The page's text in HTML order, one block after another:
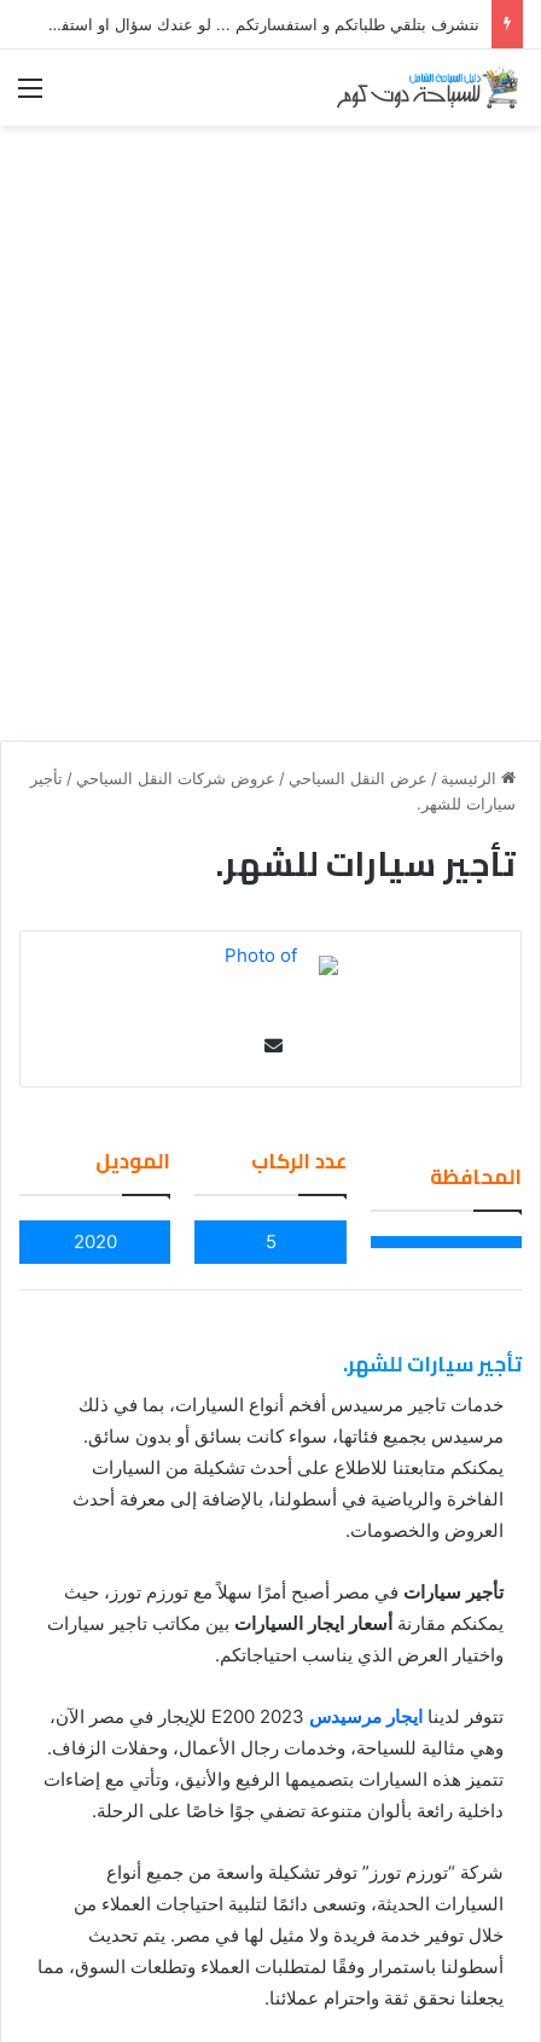
نتشرف بتلقي طلباتكم و استفسارتكم ... لو عندك سؤال او استفسار ماتدرددش فى طلب المساعدة
الرئيسية / عرض النقل السياحي / عروض شركات النقل السياحي / تأجير
سيارات للشهر.
تأجير سيارات للشهر.
ail
المحافظة عدد الركاب
5
الموديل
2020
تأجير سيارات للشهر.
خدمات تاجير مرسيدس أفخم أنواع السيارات، بما في ذلك
مرسيدس بجميع فئاتها، سواء كانت بسائق أو بدون سائق.
يمكنكم متابعتنا للاطلاع على أحدث تشكيلة من السيارات
الفاخرة والرياضية في أسطولنا، بالإضافة إلى معرفة أحدث
العروض والخصومات.
تأجير سيارات في مصر أصبح أمرًا سهلاً مع تورزم تورز، حيث
يمكنكم مقارنة أسعار ايجار السيارات بين مكاتب تاجير سيارات
واختيار العرض الذي يناسب احتياجاتكم.
تتوفر لدينا ايجار مرسيدس
E200 2023 للإيجار في مصر الآن،
وهي مثالية للسياحة، وخدمات رجال الأعمال، وحفلات الزفاف.
تتميز هذه السيارات بتصميمها الرفيع والأنيق، وتأتي مع إضاءات
داخلية رائعة بألوان متنوعة تضفي جوًا خاصًا على الرحلة.
شركة “تورزم تورز” توفر تشكيلة واسعة من جميع أنواع
السيارات الحديثة، وتسعى دائمًا لتلبية احتياجات العملاء من
خلال توفير خدمة فريدة ولا مثيل لها في مصر. يتم تحديث
أسطولنا باستمرار وفقًا لمتطلبات العملاء وتطلعات السوق، مما
يجعلنا نحقق ثقة واحترام عملائنا.